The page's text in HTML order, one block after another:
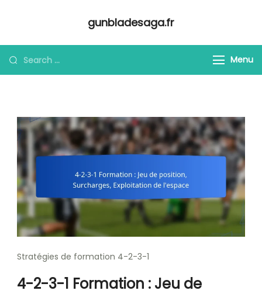
gunbladesaga.fr
Looking
for
Menu
Stratégies de formation 4-2-3-1
4-2-3-1 Formation : Jeu de